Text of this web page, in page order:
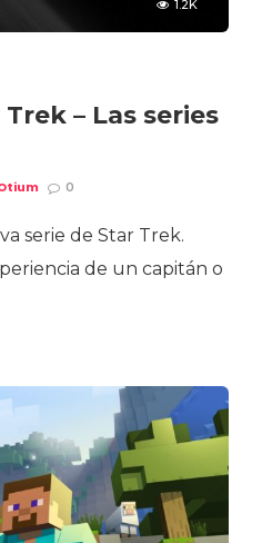
1.2K
– Las series
0
serie de Star Trek.
de un capitán o